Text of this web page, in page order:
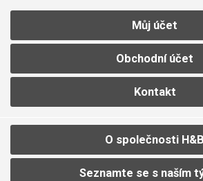
Můj účet
Obchodní účet
Kontakt
O společnosti H&B
Seznamte se s naším